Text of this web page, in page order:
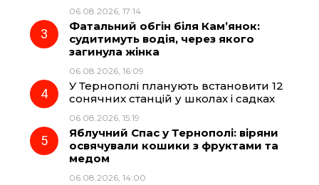
k
a
m
06.08.2026, 17:14
Фатальний обгін біля Кам’янок:
судитимуть водія, через якого
загинула жінка
06.08.2026, 16:09
У Тернополі планують встановити 12
сонячних станцій у школах і садках
06.08.2026, 15:19
Яблучний Спас у Тернополі: віряни
освячували кошики з фруктами та
медом
06.08.2026, 14:00